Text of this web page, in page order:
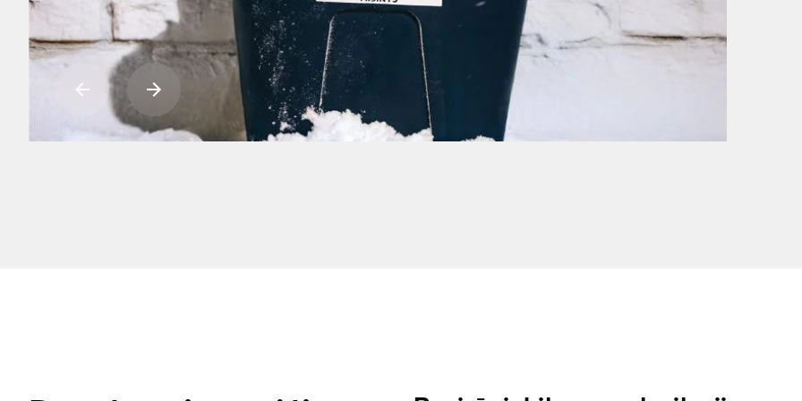
atliekų išvežimas Vilniaus mieste